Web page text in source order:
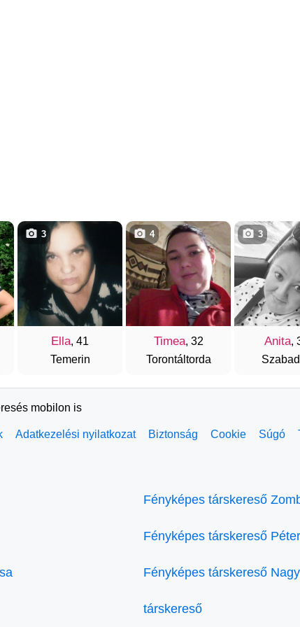
Ella, 41
Temerin
3
Timea, 32
Torontáltorda
4
Anita,
3
mobilon is
Adatkezelési nyilatkozat Biztonság Cookie Súgó
Fényképes társkereső
Fényképes társkereső
Fényképes társkereső
társkereső